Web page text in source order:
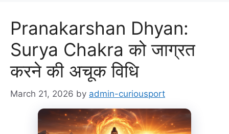
Pranakarshan Dhyan:
Surya Chakra को जाग्रत
करने की अचूक विधि
March 21, 2026 by admin-curiousport